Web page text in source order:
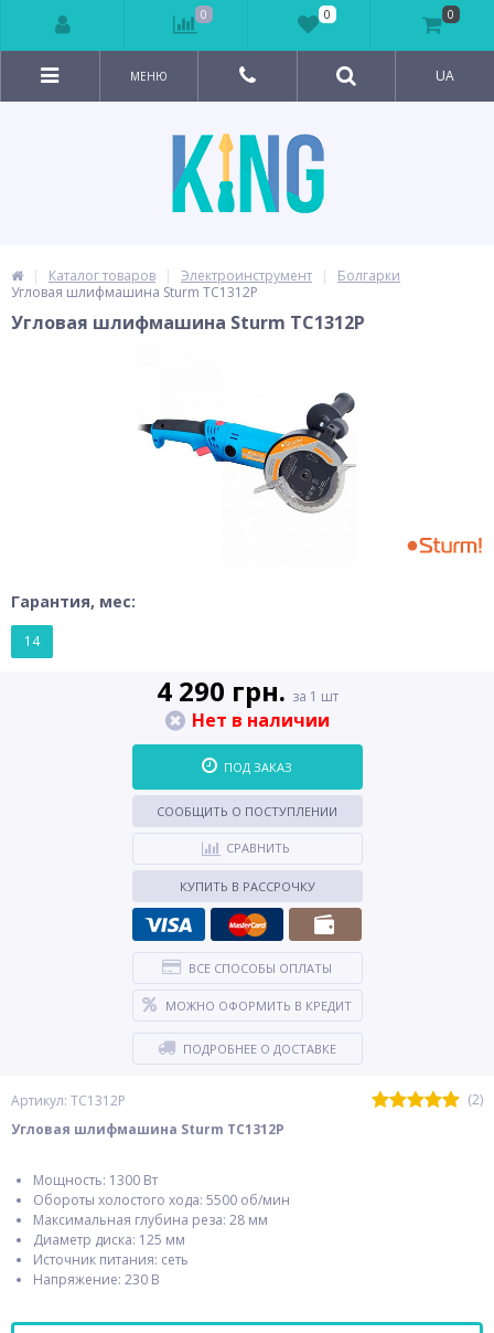
МЕНЮ UA
Каталог товаров Электроинструмент
Болгарки
Угловая шлифмашина Sturm TC1312P
Угловая шлифмашина Sturm TC1312P
Артикул: TC1312P
(2)
Угловая шлифмашина Sturm TC1312P
Мощность: 1300 Вт
Обороты холостого хода: 5500 об/мин
Максимальная глубина реза: 28 мм
Диаметр диска: 125 мм
Источник питания: сеть
Напряжение: 230 В
Гарантия, мес:
14
4 290 грн. за 1 шт
Нет в наличии
ПОД ЗАКАЗ
СООБЩИТЬ О ПОСТУПЛЕНИИ
СРАВНИТЬ
КУПИТЬ В РАССРОЧКУ
ВСЕ СПОСОБЫ ОПЛАТЫ
МОЖНО ОФОРМИТЬ В КРЕДИТ
ПОДРОБНЕЕ О ДОСТАВКЕ
0 0 0